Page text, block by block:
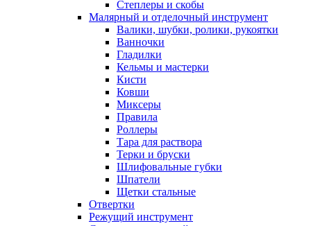
Степлеры и скобы
Малярный и отделочный инструмент
Валики, шубки, ролики, рукоятки
Ванночки
Гладилки
Кельмы и мастерки
Кисти
Ковши
Миксеры
Правила
Роллеры
Тара для раствора
Терки и бруски
Шлифовальные губки
Шпатели
Щетки стальные
Отвертки
Режущий инструмент